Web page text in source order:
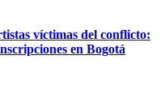
víctimas del conflicto:
en Bogotá